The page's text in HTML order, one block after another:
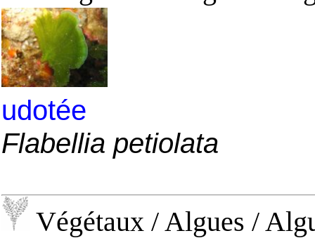
udotée
Flabellia petiolata
Végétaux / Algues /